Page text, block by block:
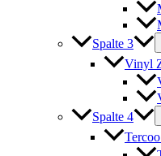
Spalte 3
Vinyl
Spalte 4